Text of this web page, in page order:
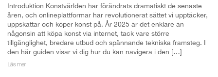
Introduktion Konstvärlden har förändrats dramatiskt de senaste
åren, och onlineplattformar har revolutionerat sättet vi upptäcker,
uppskattar och köper konst på. År 2025 är det enklare än
någonsin att köpa konst via internet, tack vare större
tillgänglighet, bredare utbud och spännande tekniska framsteg. I
den här guiden visar vi dig hur du kan navigera i den […]
Läs mer